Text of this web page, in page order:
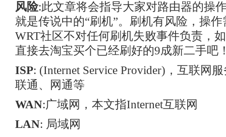
风险:此文章将会指导大家对路由器的操
就是传说中的“刷机”。刷机有风险，操
WRT社区不对任何刷机失败事件负责，
直接去淘宝买个已经刷好的9成新二手吧
ISP: (Internet Service Provider)，互联网
联通、网通等
WAN:广域网，本文指Internet互联网
LAN: 局域网